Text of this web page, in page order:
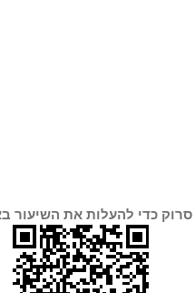
סרוק כדי להעלות את השיעור